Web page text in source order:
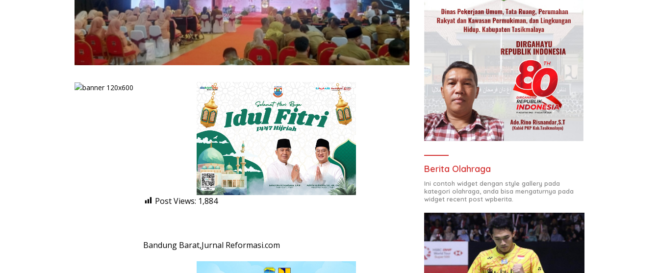
Post Views: 1,884
Bandung Barat,Jurnal Reformasi.com
Berita Olahraga
Ini contoh widget dengan style gallery pada
kategori olahraga, anda bisa mengaturnya pada
widget recent post wpberita.